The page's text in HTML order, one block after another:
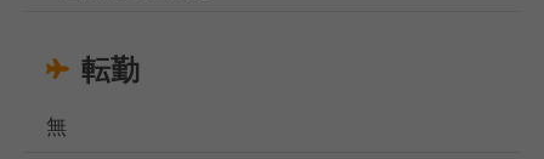
転勤
無